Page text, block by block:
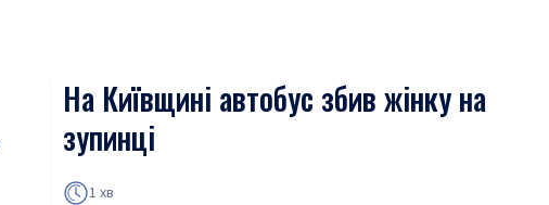
На Київщині автобус збив жінку на
зупинці
1 хв